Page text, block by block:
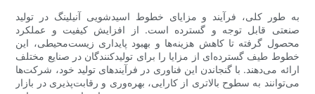
به طور کلی، فرآیند و مزایای خطوط اسیدشویی آنیلینگ در تولید
صنعتی قابل توجه و گسترده است. از افزایش کیفیت و عملکرد
محصول گرفته تا کاهش هزینه‌ها و بهبود پایداری زیست‌محیطی، این
خطوط طیف گسترده‌ای از مزایا را برای تولیدکنندگان در صنایع مختلف
ارائه می‌دهند. با گنجاندن این فناوری در فرآیندهای تولید خود، شرکت‌ها
می‌توانند به سطوح بالاتری از کارایی، بهره‌وری و رقابت‌پذیری در بازار